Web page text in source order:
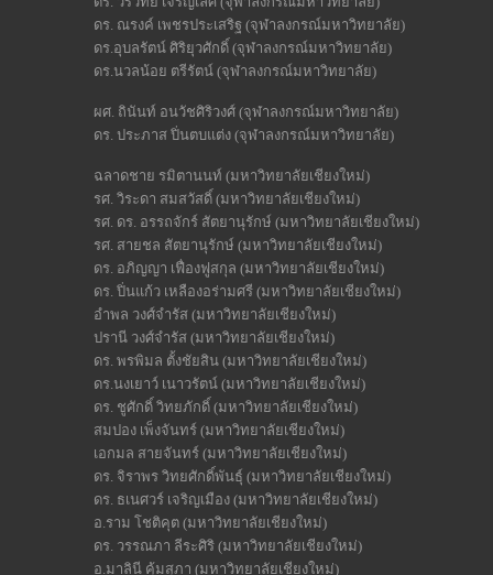
ดร. ณรงค์ เพชรประเสริฐ (จุฬาลงกรณ์มหาวิทยาลัย)
ดร.อุบลรัตน์ ศิริยุวศักดิ์ (จุฬาลงกรณ์มหาวิทยาลัย)
ดร.นวลน้อย ตรีรัตน์ (จุฬาลงกรณ์มหาวิทยาลัย)
ผศ. ถินันท์ อนวัชศิริวงศ์ (จุฬาลงกรณ์มหาวิทยาลัย)
ดร. ประภาส ปิ่นตบแต่ง (จุฬาลงกรณ์มหาวิทยาลัย)
ฉลาดชาย รมิตานนท์ (มหาวิทยาลัยเชียงใหม่)
รศ. วิระดา สมสวัสดิ์ (มหาวิทยาลัยเชียงใหม่)
รศ. ดร. อรรถจักร์ สัตยานุรักษ์ (มหาวิทยาลัยเชียงใหม่)
รศ. สายชล สัตยานุรักษ์ (มหาวิทยาลัยเชียงใหม่)
ดร. อภิญญา เฟื่องฟูสกุล (มหาวิทยาลัยเชียงใหม่)
ดร. ปิ่นแก้ว เหลืองอร่ามศรี (มหาวิทยาลัยเชียงใหม่)
อำพล วงศ์จำรัส (มหาวิทยาลัยเชียงใหม่)
ปรานี วงศ์จำรัส (มหาวิทยาลัยเชียงใหม่)
ดร. พรพิมล ตั้งชัยสิน (มหาวิทยาลัยเชียงใหม่)
ดร.นงเยาว์ เนาวรัตน์ (มหาวิทยาลัยเชียงใหม่)
ดร. ชูศักดิ์ วิทยภักดิ์ (มหาวิทยาลัยเชียงใหม่)
สมปอง เพ็งจันทร์ (มหาวิทยาลัยเชียงใหม่)
เอกมล สายจันทร์ (มหาวิทยาลัยเชียงใหม่)
ดร. จิราพร วิทยศักดิ์พันธุ์ (มหาวิทยาลัยเชียงใหม่)
ดร. ธเนศวร์ เจริญเมือง (มหาวิทยาลัยเชียงใหม่)
อ.ราม โชติคุต (มหาวิทยาลัยเชียงใหม่)
ดร. วรรณภา ลีระศิริ (มหาวิทยาลัยเชียงใหม่)
อ.มาลินี คุ้มสุภา (มหาวิทยาลัยเชียงใหม่)